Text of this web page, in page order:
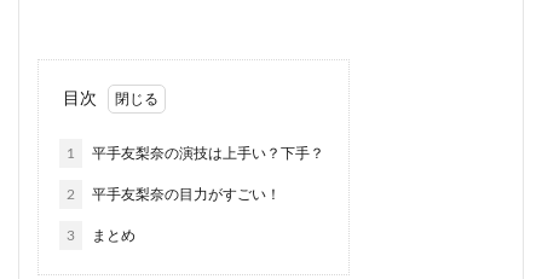
目次
1 平手友梨奈の演技は上手い？下手？
2 平手友梨奈の目力がすごい！
3 まとめ